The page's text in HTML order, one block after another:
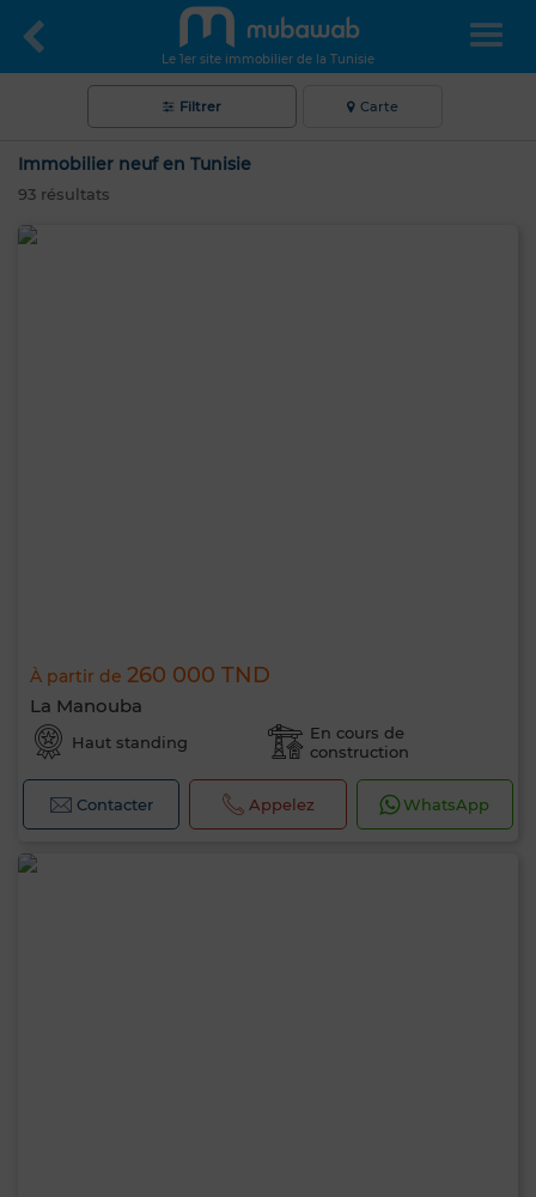
Le 1er site immobilier de la Tunisie
Filtrer Carte
Immobilier neuf en Tunisie
93 résultats
À partir de 260 000 TND
La Manouba
Haut standing
En cours de
construction
Contacter Appelez WhatsApp